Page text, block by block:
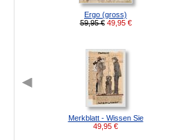
Ergo (gross)
59,95 € 49,95 €
Merkblatt - Wissen Sie
49,95 €